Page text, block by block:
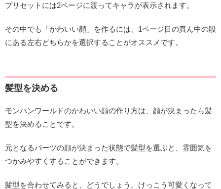
プリセットには2ページに渡ってキャラが表示されます。
その中でも「かわいい顔」を作るには、1ページ目の真ん中の段
にある左右どちらかを選択することがオススメです。
髪型を決める
モンハンワールドのかわいい顔の作り方は、顔が決まったら髪
型を決めることです。
元となるパーツの顔が決まった状態で髪型を選ぶと、雰囲気を
つかみやすくすることができます。
髪型を合わせてみると、どうでしょう。けっこう可愛くなって